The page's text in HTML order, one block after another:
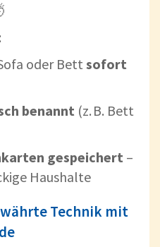
oder Bett sofort
benannt (z. B. Bett
gespeichert –
Haushalte
Technik mit